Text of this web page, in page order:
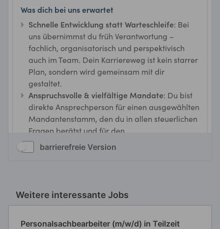
barrierefreie Version
Weitere interessante Jobs
Personalsachbearbeiter (m/w/d) in Teilzeit